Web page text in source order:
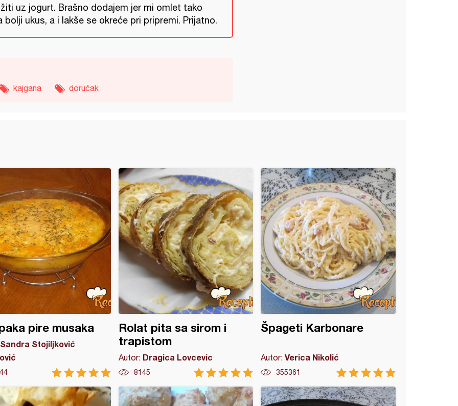
uz jogurt. Brašno dodajem jer mi omlet tako
bolji ukus, a i lakše se okreće pri pripremi. Prijatno.
kajgana doručak
pire musaka
Sandra Stojiljković
Rolat pita sa sirom i
trapistom
Autor: Dragica Lovcevic
8145
Špageti Karbonare
Autor:Verica Nikolić
355361